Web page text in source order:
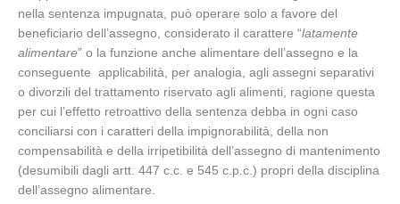
nella sentenza impugnata, può operare solo a favore del
beneficiario dell’assegno, considerato il carattere “latamente
alimentare” o la funzione anche alimentare dell’assegno e la
conseguente applicabilità, per analogia, agli assegni separativi
o divorzili del trattamento riservato agli alimenti, ragione questa
per cui l’effetto retroattivo della sentenza debba in ogni caso
conciliarsi con i caratteri della impignorabilità, della non
compensabilità e della irripetibilità dell’assegno di mantenimento
(desumibili dagli artt. 447 c.c. e 545 c.p.c.) propri della disciplina
dell’assegno alimentare.